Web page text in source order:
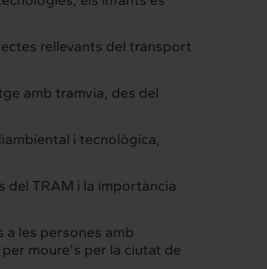
rellevants del transport
amb tramvia, des del
i tecnològica,
del TRAM i la importància
les persones amb
moure's per la ciutat de